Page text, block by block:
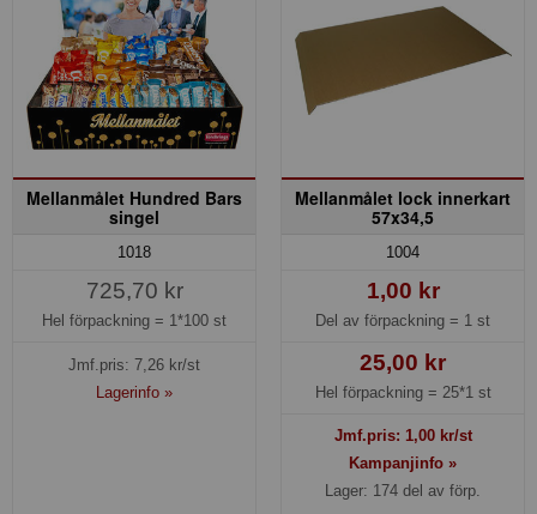
Mellanmålet Hundred Bars
singel
1018
725,70 kr
Hel förpackning = 1*100 st
Jmf.pris: 7,26 kr/st
Lagerinfo »
Mellanmålet lock innerkart
57x34,5
1004
1,00 kr
Del av förpackning = 1 st
25,00 kr
Hel förpackning = 25*1 st
Jmf.pris: 1,00kr/st
Kampanjinfo »
Lager: 174 del av förp.